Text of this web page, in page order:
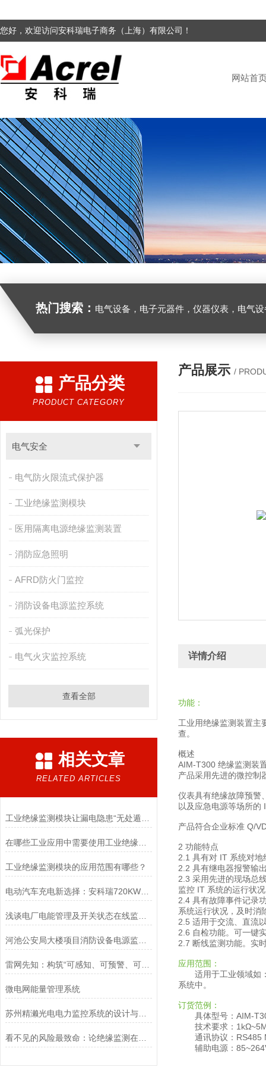
您好，欢迎访问安科瑞电子商务（上海）有限公司！
网站首
热门搜索： 电气设备，电子元器件，仪器仪表，电气
产品分类
PRODUCT CATEGORY
电气安全
电气防火限流式保护器
工业绝缘监测模块
医用隔离电源绝缘监测装置
消防应急照明
AFRD防火门监控
消防设备电源监控系统
弧光保护
电气火灾监控系统
查看全部
相关文章
RELATED ARTICLES
在哪些工业应用中需要使用工业绝缘监测模块？
工业绝缘监测模块的应用范围有哪些？
电动汽车充电新选择：安科瑞720KW12路分体式充电机
雷网先知：构筑“可感知、可预警、可闭环”的数字防雷生命线
微电网能量管理系统
苏州精濑光电电力监控系统的设计与应用
看不见的风险最致命：论绝缘监测在光伏系统中的必要性
产品展示 /
详情介绍
功能：
工业用绝缘监测装置主
查。
概述
AIM-T300 绝缘监测装
产品采用先进的微控制
仪表具有绝缘故障预警
以及应急电源等场所的
产品符合企业标准 Q/
2 功能特点
2.1 具有对 IT 系统对
2.2 具有继电器报警输
2.3 采用先进的现场总
监控 IT 系统的运行状
2.4 具有故障事件记录
系统运行状况，及时消
2.5 适用于交流、直流
2.6 自检功能。可一键
2.7 断线监测功能。实
应用范围：
适用于工业领域如
系统中。
订货范例：
具体型号：AIM-
技术要求：
通讯协议：RS485
辅助电源：